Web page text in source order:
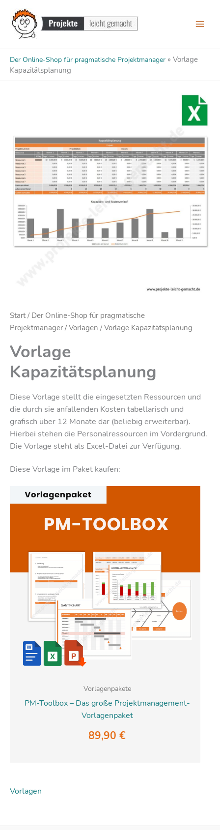
Inhalt
springen
Der Online-Shop für pragmatische Projektmanager » Vorlage
Kapazitätsplanung
Start/ Der Online-Shop für pragmatische
Projektmanager/Vorlagen / Vorlage Kapazitätsplanung
Vorlage
Kapazitätsplanung
Diese Vorlage stellt die eingesetzten Ressourcen und
die durch sie anfallenden Kosten tabellarisch und
grafisch über 12 Monate dar (beliebig erweiterbar).
Hierbei stehen die Personalressourcen im Vordergrund.
Die Vorlage steht als Excel-Datei zur Verfügung.
Diese Vorlage im Paket kaufen:
Vorlagenpakete
PM-Toolbox – Das große Projektmanagement-
Vorlagenpaket
89,90€
Vorlagen